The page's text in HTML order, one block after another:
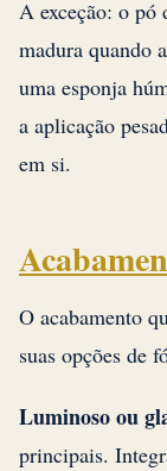
A exceção: o pó
madura quando
uma esponja
a aplicação
em si.
O acabamento
suas opções de
Luminoso ou
principais.